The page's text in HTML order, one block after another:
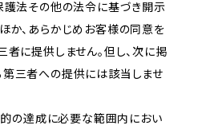
護法その他の法令に基づき開示
か、あらかじめお客様の同意を
に提供しません。但し、次に掲
三者への提供には該当しませ
的の達成に必要な範囲内におい